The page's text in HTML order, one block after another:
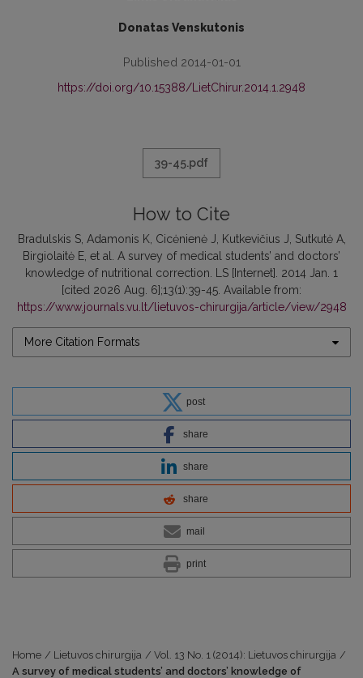
Donatas Venskutonis
Published 2014-01-01
https://doi.org/10.15388/LietChirur.2014.1.2948
39-45.pdf
How to Cite
Bradulskis S, Adamonis K, Cicėnienė J, Kutkevičius J, Sutkutė A,
Birgiolaitė E, et al. A survey of medical students’ and doctors’
knowledge of nutritional correction. LS [Internet]. 2014 Jan. 1
[cited 2026 Aug. 6];13(1):39-45. Available from:
https://www.journals.vu.lt/lietuvos-chirurgija/article/view/2948
More Citation Formats
post
share
share
share
mail
print
Home / Lietuvos chirurgija / Vol. 13 No. 1 (2014): Lietuvos chirurgija /
A survey of medical students’ and doctors’ knowledge of